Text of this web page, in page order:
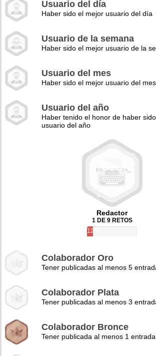
Usuario del día
Haber sido el mejor usuario del día
Usuario de la semana
Haber sido el mejor usuario de la
Usuario del mes
Haber sido el mejor usuario del mes
Usuario del año
Haber tenido el honor de haber
usuario del año
Redactor
1 DE 9 RETOS
12%
Colaborador Oro
Tener publicadas al menos 5
Colaborador Plata
Tener publicadas al menos 3
Colaborador Bronce
Tener publicada al menos 1 entrada